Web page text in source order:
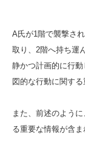
A氏が1階で襲撃さ
取り、2階へ持ち運
静かつ計画的に行
図的な行動に関する
また、前述のよう
る重要な情報が含ま